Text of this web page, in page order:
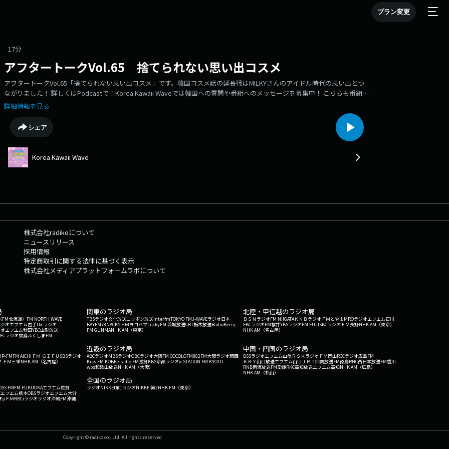
プラン変更
17分
アフタートークVol.65 捨てられない思い出コスメ
アフタートークVol.65「捨てられない思い出コスメ」です。韓国コスメ話の延長戦はMILKYさんのアイドル時代の思い出とつ
ながりました！ 詳しくはPodcastで！Korea Kawaii Waveでは韓国への質問や番組へのメッセージを募集中！ こちらも番組ホ
ームページからご参加ください！https://www.korea-kawaii-wave.com/YouTubeや各種SNSのフォローもお願いします！
linktr.ee/koreakawaii873#korea #韓国 #韓国好きとつながりたい #kpop #韓国語 #韓国文化 #podcast #팟캐스트 #카와이 #일
본문화 #일본어공부#韓国コスメ #kbeaut #韓国美容 #韓国スキンケア #연작 #YUNJAC #雪花秀 #Sulwhasoo #설화수 #CLIO #클
리오#innisfree #이니스프리 #Torriden #토리든
詳細情報を見る
シェア
Korea Kawaii Wave
株式会社radikoについて
ニュースリリース
採用情報
特定商取引に関する法律に基づく表示
株式会社メディアプラットフォームラボについて
北海道） FM NORTH WAVE
オエフエム岩手tbcラジオ
エフエム秋田YBC山形放送
ラジオ福島ふくしまFM
関東のラジオ局
TBSラジオ文化放送ニッポン放送interfmTOKYO FMJ-WAVEラジオ日本
BAYFM78NACK5 ＦＭヨコハマLuckyFM 茨城放送CRT栃木放送RadioBerry
FM GUNMANHK AM（東京）
北陸・甲信越のラジオ局
ＢＳＮラジオFM NIIGATAＫＮＢラジオ ＦＭとやまMROラジオエフエム石川
FBCラジオFM福井YBSラジオFM FUJISBCラジオ ＦＭ長野NHK AM（東京）
NHK AM（名古屋）
FMFM AICHI ＦＭ ＧＩＦＵ SBSラジオ
ＦＭ三重NHK AM（名古屋）
近畿のラジオ局
ABCラジオMBSラジオOBCラジオ大阪FM COCOLOFM802FM大阪ラジオ関西
Kiss FM KOBEe-radio FM滋賀KBS京都ラジオα-STATION FM KYOTO
wbs和歌山放送NHK AM（大阪）
中国・四国のラジオ局
BSSラジオエフエム山陰ＲＳＫラジオ ＦＭ岡山RCCラジオ広島FM
ＫＲＹ山口放送エフエム山口 ＪＲＴ四国放送FM徳島RNC西日本放送FM香川
RNB南海放送FM愛媛RKC高知放送エフエム高知NHK AM（広島）
NHK AM（松山）
FMFM FUKUOKAエフエム佐賀
フエム熊本OBSラジオエフエム大分
μＦＭRBCiラジオラジオ沖縄FM沖縄
全国のラジオ局
ラジオNIKKEI第1ラジオNIKKEI第2NHK FM（東京）
Copyright © radiko co., Ltd. All rights reserved